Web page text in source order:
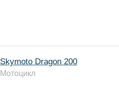
Skymoto Dragon 200
Мотоцикл